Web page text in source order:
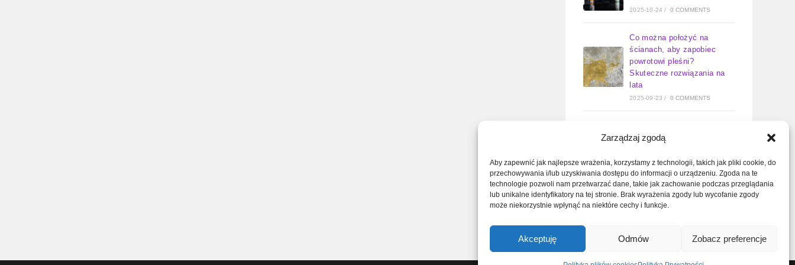
Zarządzaj zgodą
Aby zapewnić jak najlepsze wrażenia, korzystamy z technologii, takich jak pliki cookie, do
przechowywania i/lub uzyskiwania dostępu do informacji o urządzeniu. Zgoda na te
technologie pozwoli nam przetwarzać dane, takie jak zachowanie podczas przeglądania
lub unikalne identyfikatory na tej stronie. Brak wyrażenia zgody lub wycofanie zgody
może niekorzystnie wpłynąć na niektóre cechy i funkcje.
Akceptuję Odmów Zobacz preferencje
2025-10-24 / 0 COMMENTS
Co można położyć na
ścianach, aby zapobiec
powrotowi pleśni?
Skuteczne rozwiązania na
lata
2025-09-23 / 0 COMMENTS
otwarty – kompletny
2025-09-11 / 0 COMMENTS
Jak odkręcić dolny zawór
grzejnika? Poradnik